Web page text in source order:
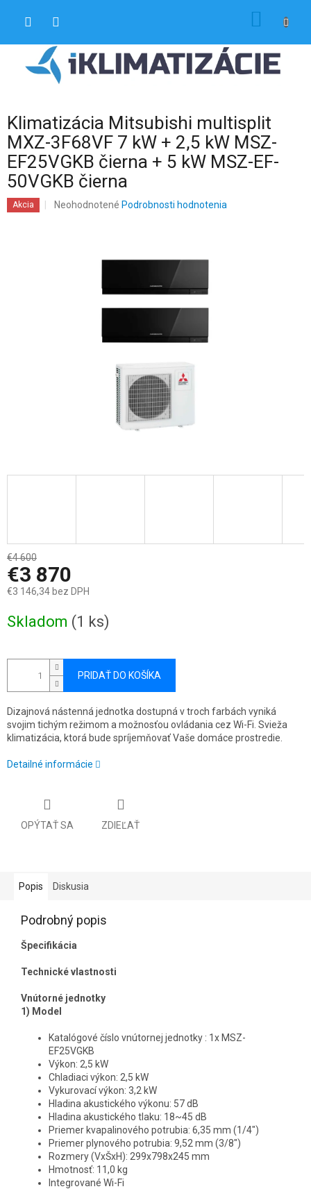
Klimatizácia Mitsubishi multisplit
MXZ-3F68VF 7 kW + 2,5 kW MSZ-
EF25VGKB čierna + 5 kW MSZ-EF-
50VGKB čierna
Akcia
Priemerné
hviezdičiek.
Neohodnotené Podrobnosti hodnotenia
€4 600
€3 870
€3 146,34 bez DPH
cena:
Skladom (1 ks)
PRIDAŤ DO KOŠÍKA
Dizajnová nástenná jednotka dostupná v troch farbách vyniká
svojim tichým režimom a možnosťou ovládania cez Wi-Fi. Svieža
klimatizácia, ktorá bude spríjemňovať Vaše domáce prostredie.
Detailné informácie
OPÝTAŤ SA ZDIEĽAŤ
Popis Diskusia
Podrobný popis
Špecifikácia
Technické vlastnosti
Vnútorné jednotky
1) Model
Katalógové číslo vnútornej jednotky : 1x MSZ-
EF25VGKB
Výkon: 2,5 kW
Chladiaci výkon: 2,5 kW
Vykurovací výkon: 3,2 kW
Hladina akustického výkonu: 57 dB
Hladina akustického tlaku: 18~45 dB
Priemer kvapalinového potrubia: 6,35 mm (1/4")
Priemer plynového potrubia: 9,52 mm (3/8")
Rozmery (VxŠxH): 299x798x245 mm
Hmotnosť: 11,0 kg
Integrované Wi-Fi